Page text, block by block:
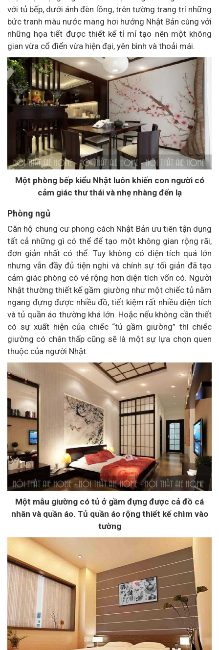
với tủ bếp, dưới ánh đèn lồng, trên tường trang trí những
bức tranh màu nước mang hơi hướng Nhật Bản cùng với
những họa tiết được thiết kế tỉ mỉ tạo nên một không
gian vừa cổ điển vừa hiện đại, yên bình và thoải mái.
Một phòng bếp kiểu Nhật luôn khiến con người có
cảm giác thư thái và nhẹ nhàng đến lạ
Phòng ngủ
Căn hộ chung cư phong cách Nhật Bản ưu tiên tận dụng
tất cả những gì có thể để tạo một không gian rộng rãi,
đơn giản nhất có thể. Tuy không có diện tích quá lớn
nhưng vẫn đầy đủ tiện nghi và chính sự tối giản đã tạo
cảm giác phòng có vẻ rộng hơn diện tích vốn có. Người
Nhật thường thiết kế gầm giường như một chiếc tủ nằm
ngang đựng được nhiều đồ, tiết kiệm rất nhiều diện tích
và tủ quần áo thường khá lớn. Hoặc nếu không cần thiết
có sự xuất hiện của chiếc “tủ gầm giường” thì chiếc
giường có chân thấp cũng sẽ là một sự lựa chọn quen
thuộc của người Nhật.
Một mẫu giường có tủ ở gầm đựng được cả đồ cá
nhân và quần áo. Tủ quần áo rộng thiết kế chìm vào
tường